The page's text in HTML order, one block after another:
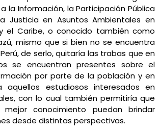
la Información, la Participación Pública
Justicia en Asuntos Ambientales en
el Caribe, o conocido también como
mismo que si bien no se encuentra
de serlo, quitaría las trabas que en
se encuentran presentes sobre el
por parte de la población y en
aquellos estudiosos interesados en
con lo cual también permitiría que
conocimiento puedan brindar
desde distintas perspectivas.